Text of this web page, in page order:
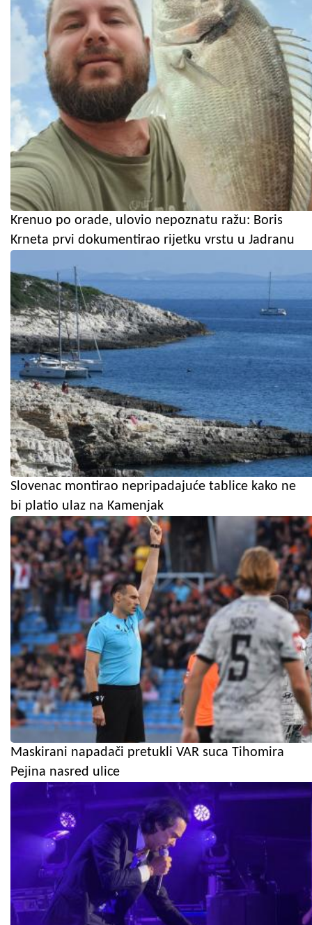
Krenuo po orade, ulovio nepoznatu ražu: Boris
Krneta prvi dokumentirao rijetku vrstu u Jadranu
Slovenac montirao nepripadajuće tablice kako ne
bi platio ulaz na Kamenjak
Maskirani napadači pretukli VAR suca Tihomira
Pejina nasred ulice